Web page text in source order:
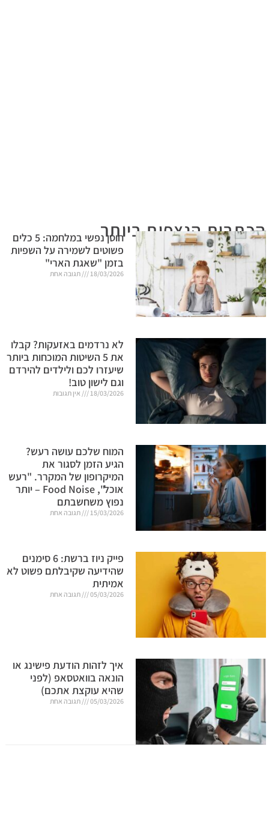
הכתבות הנצפות ביותר
חוסן נפשי במלחמה: 5 כלים
פשוטים לשמירה על השפיות
בזמן "שאגת הארי"
18/03/2026 תגובה אחת
לא נרדמים באזעקות? קבלו
את 5 השיטות המוכחות ביותר
שיעזרו לכם ולילדים להירדם
וגם לישון טוב!
18/03/2026 אין תגובות
המוח שלכם עושה רעש?
הגיע הזמן לסגור את
המיקרופון של המקרר. "רעש
אוכל", Food Noise – יותר
נפוץ משחשבתם
15/03/2026 תגובה אחת
פייק ניוז ברשת: 6 סימנים
שהידיעה שקיבלתם פשוט לא
אמיתית
05/03/2026 תגובה אחת
איך לזהות הודעת פישינג או
הונאה בוואטסאפ (לפני
שהיא עוקצת אתכם)
05/03/2026 תגובה אחת